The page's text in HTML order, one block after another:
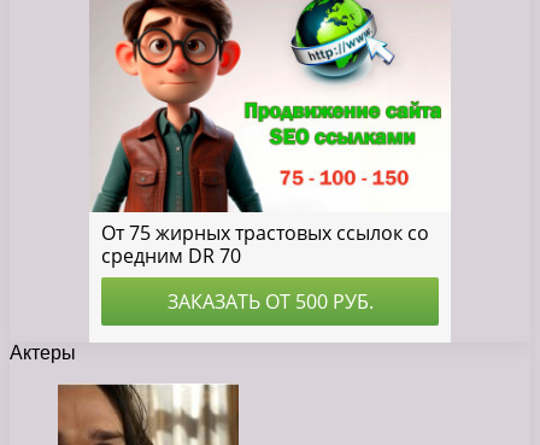
Актеры